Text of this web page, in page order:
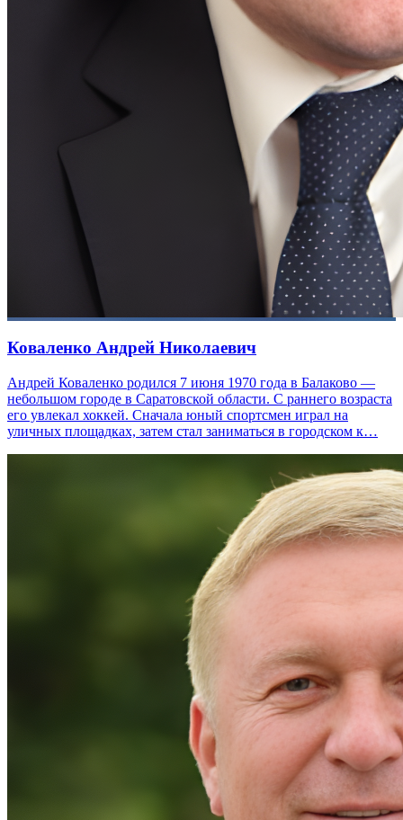
Коваленко Андрей Николаевич
Андрей Коваленко родился 7 июня 1970 года в Балаково —
небольшом городе в Саратовской области. С раннего возраста
его увлекал хоккей. Сначала юный спортсмен играл на
уличных площадках, затем стал заниматься в городском к…